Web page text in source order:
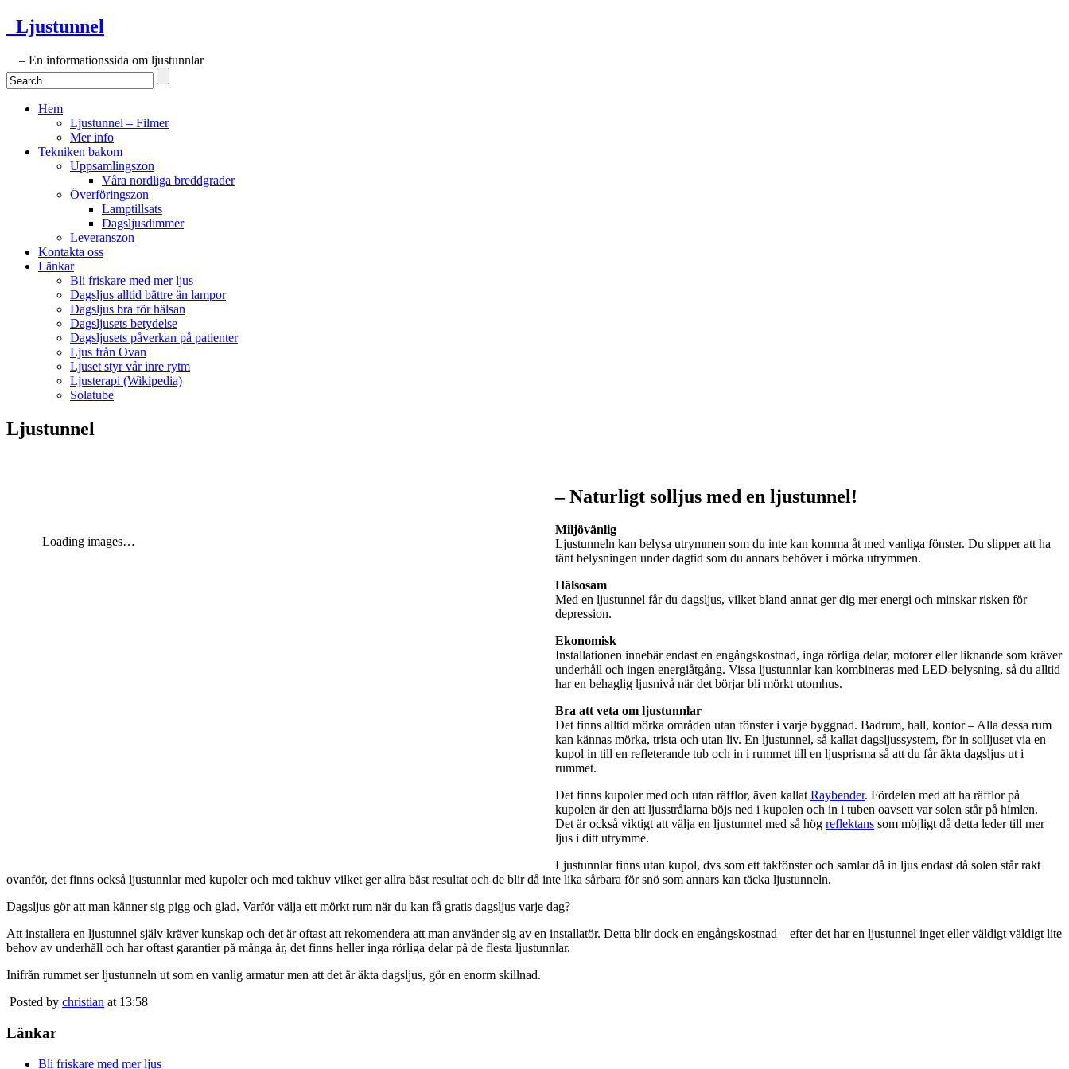
Ljustunnel
– En informationssida om ljustunnlar
Hem
Ljustunnel – Filmer
Mer info
Tekniken bakom
Uppsamlingszon
Våra nordliga breddgrader
Överföringszon
Lamptillsats
Dagsljusdimmer
Leveranszon
Kontakta oss
Länkar
Bli friskare med mer ljus
Dagsljus alltid bättre än lampor
Dagsljus bra för hälsan
Dagsljusets betydelse
Dagsljusets påverkan på patienter
Ljus från Ovan
Ljuset styr vår inre rytm
Ljusterapi (Wikipedia)
Solatube
Ljustunnel
Loading images…
– Naturligt solljus med en ljustunnel!
Miljövänlig
Ljustunneln kan belysa utrymmen som du inte kan komma åt med vanliga fönster. Du slipper att ha
tänt belysningen under dagtid som du annars behöver i mörka utrymmen.
Hälsosam
Med en ljustunnel får du dagsljus, vilket bland annat ger dig mer energi och minskar risken för
depression.
Ekonomisk
Installationen innebär endast en engångskostnad, inga rörliga delar, motorer eller liknande som kräver
underhåll och ingen energiåtgång. Vissa ljustunnlar kan kombineras med LED-belysning, så du alltid
har en behaglig ljusnivå när det börjar bli mörkt utomhus.
Bra att veta om ljustunnlar
Det finns alltid mörka områden utan fönster i varje byggnad. Badrum, hall, kontor – Alla dessa rum
kan kännas mörka, trista och utan liv. En ljustunnel, så kallat dagsljussystem, för in solljuset via en
kupol in till en refleterande tub och in i rummet till en ljusprisma så att du får äkta dagsljus ut i
rummet.
Det finns kupoler med och utan räfflor, även kallatRaybender. Fördelen med att ha räfflor på
kupolen är den att ljusstrålarna böjs ned i kupolen och in i tuben oavsett var solen står på himlen.
Det är också viktigt att välja en ljustunnel med så hög reflektans som möjligt då detta leder till mer
ljus i ditt utrymme.
Ljustunnlar finns utan kupol, dvs som ett takfönster och samlar då in ljus endast då solen står rakt
ovanför, det finns också ljustunnlar med kupoler och med takhuv vilket ger allra bäst resultat och de blir då inte lika sårbara för snö som annars kan täcka ljustunneln.
Dagsljus gör att man känner sig pigg och glad. Varför välja ett mörkt rum när du kan få gratis dagsljus varje dag?
Att installera en ljustunnel själv kräver kunskap och det är oftast att rekomendera att man använder sig av en installatör. Detta blir dock en engångskostnad – efter det har en ljustunnel inget eller väldigt väldigt lite
behov av underhåll och har oftast garantier på många år, det finns heller inga rörliga delar på de flesta ljustunnlar.
Inifrån rummet ser ljustunneln ut som en vanlig armatur men att det är äkta dagsljus, gör en enorm skillnad.
Posted by christian at 13:58
Länkar
Bli friskare med mer ljus